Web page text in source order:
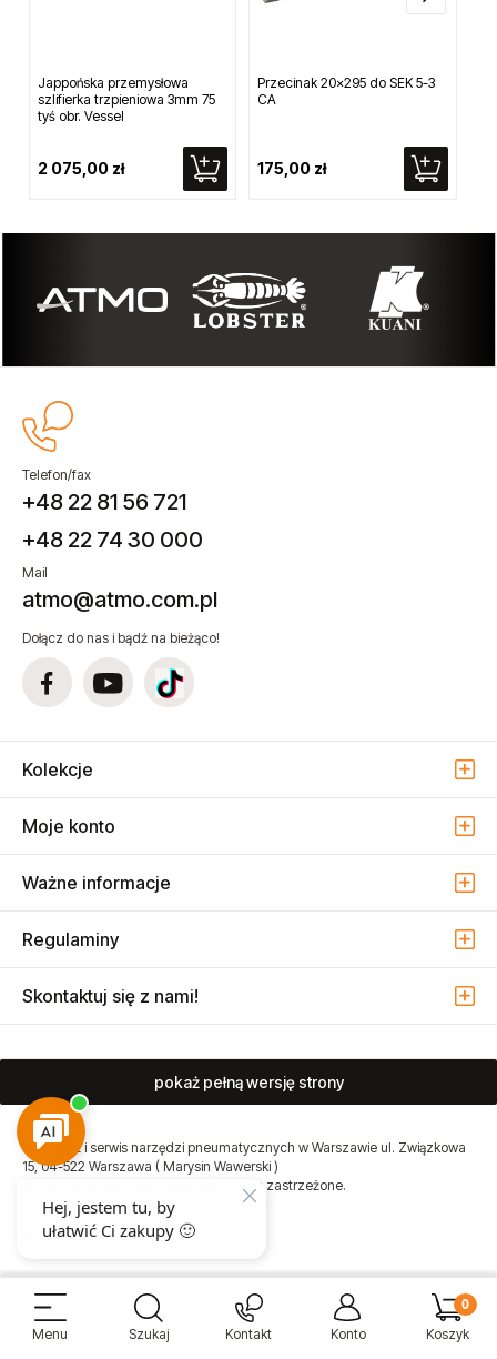
Jappońska przemysłowa
szlifierka trzpieniowa 3mm 75
tyś obr. Vessel
2 075,00 zł
Przecinak 20x295 do SEK 5-3
CA
175,00 zł
Telefon/fax
+48 22 81 56 721
+48 22 74 30 000
Mail
atmo@atmo.com.pl
Dołącz do nas i bądź na bieżąco!
Kolekcje
Moje konto
Ważne informacje
Regulaminy
Skontaktuj się z nami!
pokaż pełną wersję strony
Sprzedaż i serwis narzędzi pneumatycznych w Warszawie ul. Związkowa
15, 04-522 Warszawa ( Marysin Wawerski )
© 2026 Atmo Sp. z o.o. Wszelkie prawa zastrzeżone.
Sklep internetowy Shoper Premium